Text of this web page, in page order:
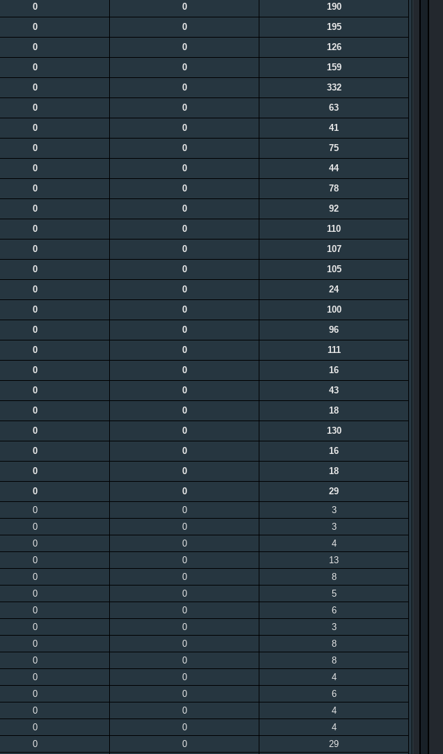
0 0 190
0 0 195
0 0 126
0 0 159
0 0 332
0 0 63
0 0 41
0 0 75
0 0 44
0 0 78
0 0 92
0 0 110
0 0 107
0 0 105
0 0 24
0 0 100
0 0 96
0 0 111
0 0 16
0 0 43
0 0 18
0 0 130
0 0 16
0 0 18
0 0
29
0 0
3
0 0
3
0 0
4
0 0
13
0 0
8
0 0
5
0 0
6
0 0
3
0 0
8
0 0
8
0 0
4
0 0
6
0 0
4
0 0
4
0 0
29